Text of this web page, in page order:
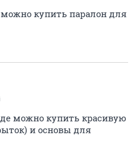
купить паралон для
можно купить красивую
и основы для